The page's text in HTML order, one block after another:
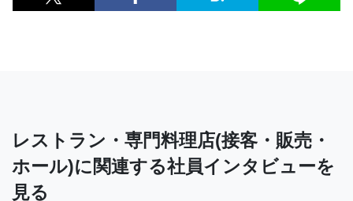
レストラン・専門料理店(接客・販売・
ホール)に関連する社員インタビューを
見る